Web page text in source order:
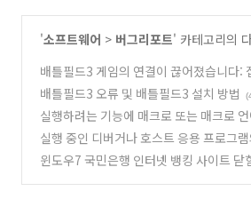
'소프트웨어 > 버그리포트' 카테고리의
배틀필드3 게임의 연결이 끊어졌습니다:
지 못했습니다.
(17)
배틀필드3 오류 및 배틀필드3 설치 방법
실행하려는 기능에 매크로 또는 매크로 언
이 필요한 내용이 들어 있습니다. 이 소프
를 실행할 때 사용자(또는 관리자)가 매크
트롤 지원 기능을 설치하지 않았습니다.
실행 중인 디버거나 호스트 응용 프로그램
를 지정하십시오
(10)
윈도우7 국민은행 인터넷 뱅킹 사이트 닫